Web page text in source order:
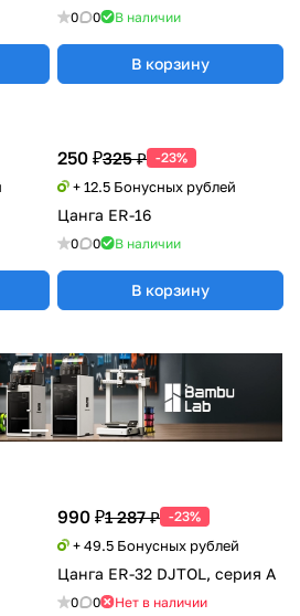
0 0 В наличии
В корзину
250 ₽325 ₽ -23%
+ 12.5 Бонусных рублей
Цанга ER-16
0 0 В наличии
В корзину
990 ₽1 287 ₽ -23%
+ 49.5 Бонусных рублей
Цанга ER-32 DJTOL, серия А
0 0 Нет в наличии